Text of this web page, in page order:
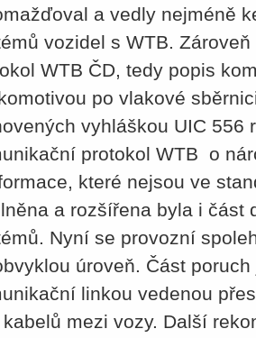
a vedly nejméně
vozidel s WTB.
WTB ČD, tedy popis
po vlakové
vyhláškou UIC 556
protokol WTB o
které nejsou ve
a rozšířena byla i část
Nyní se provozní
úroveň. Část
linkou vedenou
kabelů mezi vozy. Další